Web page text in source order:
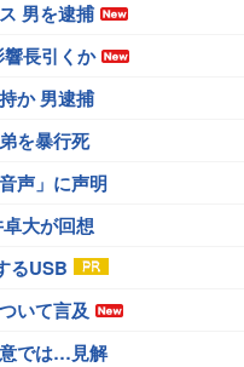
男を逮捕
長引くか
か 男逮捕
を暴行死
声」に声明
大が回想
るUSB
いて言及
では…見解